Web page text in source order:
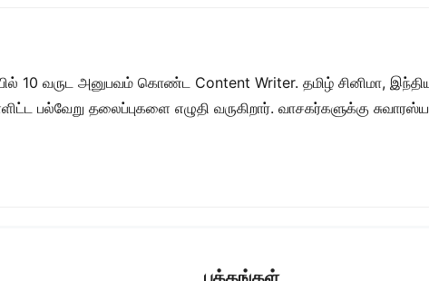
10 வருட அனுபவம் கொண்ட Content Writer. தமிழ் சினிமா,
பல்வேறு தலைப்புகளை எழுதி வருகிறார். வாசகர்களுக்கு